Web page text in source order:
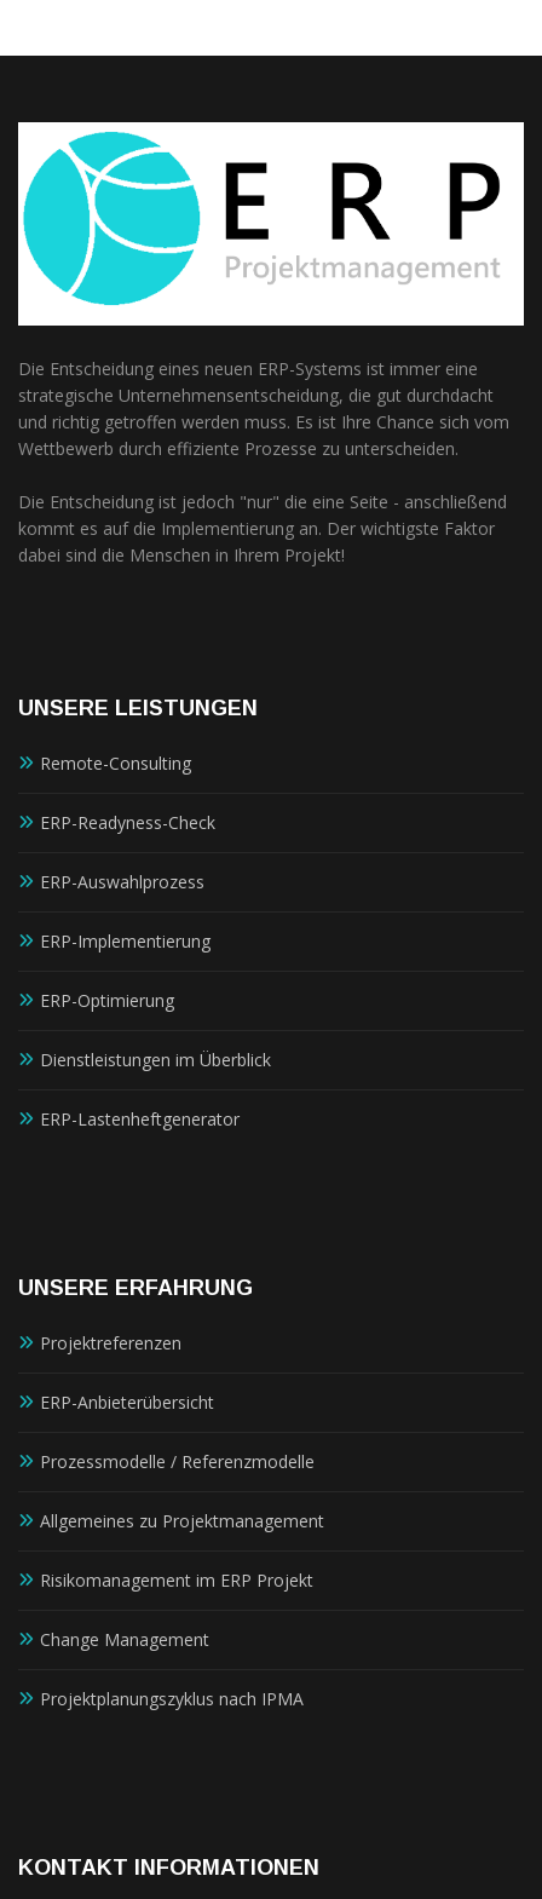
Die Entscheidung eines neuen ERP-Systems ist immer eine
strategische Unternehmensentscheidung, die gut durchdacht
und richtig getroffen werden muss. Es ist Ihre Chance sich vom
Wettbewerb durch effiziente Prozesse zu unterscheiden.
Die Entscheidung ist jedoch "nur" die eine Seite - anschließend
kommt es auf die Implementierung an. Der wichtigste Faktor
dabei sind die Menschen in Ihrem Projekt!
UNSERE LEISTUNGEN
Remote-Consulting
ERP-Readyness-Check
ERP-Auswahlprozess
ERP-Implementierung
ERP-Optimierung
Dienstleistungen im Überblick
ERP-Lastenheftgenerator
UNSERE ERFAHRUNG
Projektreferenzen
ERP-Anbieterübersicht
Prozessmodelle / Referenzmodelle
Allgemeines zu Projektmanagement
Risikomanagement im ERP Projekt
Change Management
Projektplanungszyklus nach IPMA
KONTAKT INFORMATIONEN